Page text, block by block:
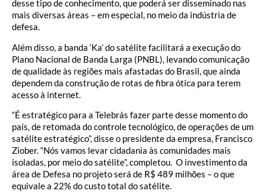
desse tipo de conhecimento, que poderá ser disseminado nas
mais diversas áreas – em especial, no meio da indústria de
defesa.
Além disso, a banda ‘Ka’ do satélite facilitará a execução do
Plano Nacional de Banda Larga (PNBL), levando comunicação
de qualidade às regiões mais afastadas do Brasil, que ainda
dependem da construção de rotas de fibra ótica para terem
acesso à internet.
“É estratégico para a Telebrás fazer parte desse momento do
país, de retomada do controle tecnológico, de operações de um
satélite estratégico”, disse o presidente da empresa, Francisco
Ziober. “Nós vamos levar cidadania às comunidades mais
isoladas, por meio do satélite”, completou. O investimento da
área de Defesa no projeto será de R$ 489 milhões – o que
equivale a 22% do custo total do satélite.